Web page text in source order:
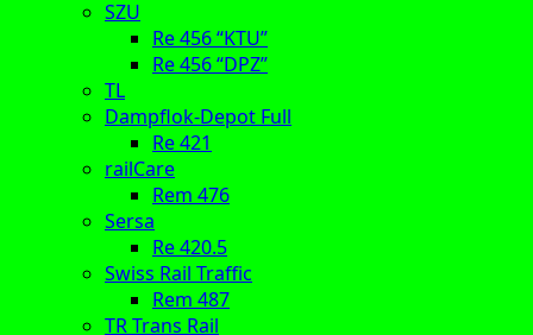
SZU
Re 456 “KTU”
Re 456 “DPZ”
TL
Dampflok-Depot Full
Re 421
railCare
Rem 476
Sersa
Re 420.5
Swiss Rail Traffic
Rem 487
TR Trans Rail